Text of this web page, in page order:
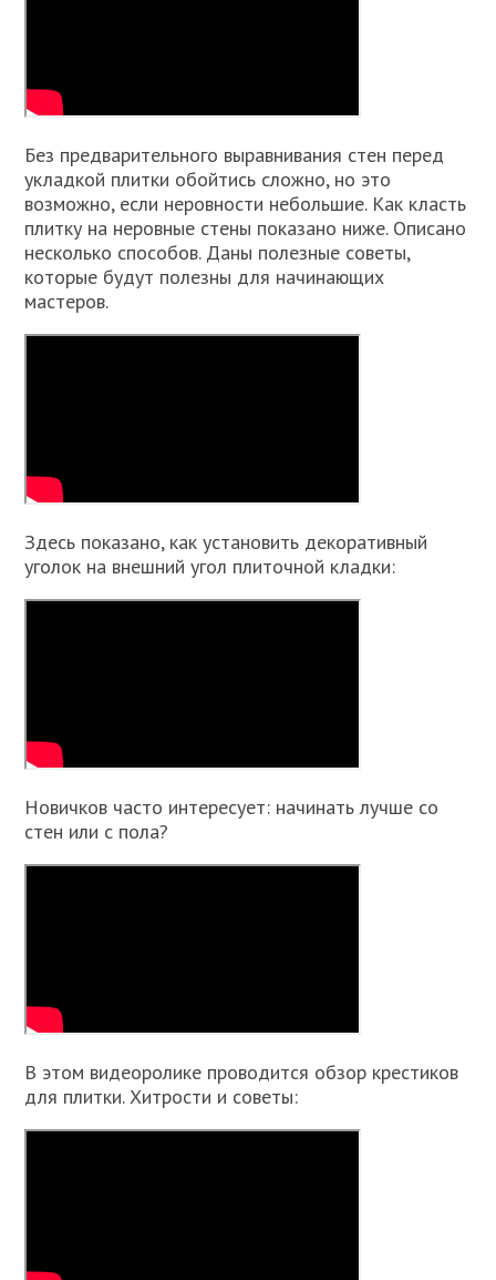
Без предварительного выравнивания стен перед
укладкой плитки обойтись сложно, но это
возможно, если неровности небольшие. Как класть
плитку на неровные стены показано ниже. Описано
несколько способов. Даны полезные советы,
которые будут полезны для начинающих
мастеров.
Здесь показано, как установить декоративный
уголок на внешний угол плиточной кладки:
Новичков часто интересует: начинать лучше со
стен или с пола?
В этом видеоролике проводится обзор крестиков
для плитки. Хитрости и советы: